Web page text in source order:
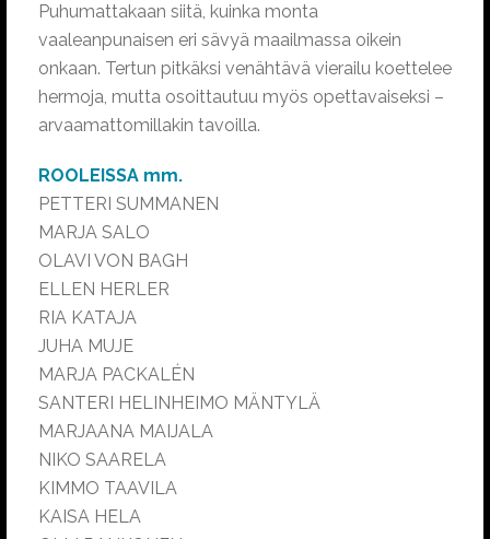
Puhumattakaan siitä, kuinka monta
vaaleanpunaisen eri sävyä maailmassa oikein
onkaan. Tertun pitkäksi venähtävä vierailu koettelee
hermoja, mutta osoittautuu myös opettavaiseksi –
arvaamattomillakin tavoilla.
ROOLEISSA mm.
PETTERI SUMMANEN
MARJA SALO
OLAVI VON BAGH
ELLEN HERLER
RIA KATAJA
JUHA MUJE
MARJA PACKALÉN
SANTERI HELINHEIMO MÄNTYLÄ
MARJAANA MAIJALA
NIKO SAARELA
KIMMO TAAVILA
KAISA HELA